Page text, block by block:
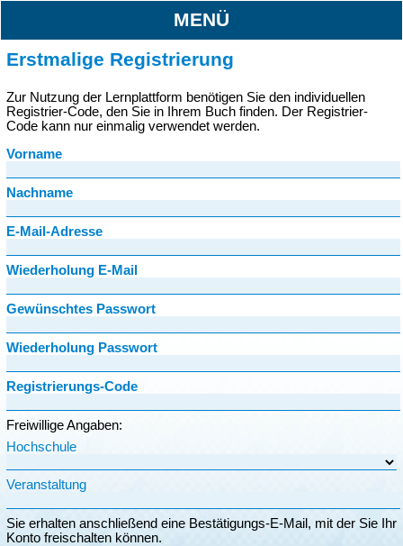
MENÜ
Erstmalige Registrierung
Zur Nutzung der Lernplattform benötigen Sie den individuellen
Registrier-Code, den Sie in Ihrem Buch finden. Der Registrier-
Code kann nur einmalig verwendet werden.
Vorname
Nachname
E-Mail-Adresse
Wiederholung E-Mail
Gewünschtes Passwort
Wiederholung Passwort
Registrierungs-Code
Freiwillige Angaben:
Hochschule
Veranstaltung
Sie erhalten anschließend eine Bestätigungs-E-Mail, mit der Sie Ihr
Konto freischalten können.